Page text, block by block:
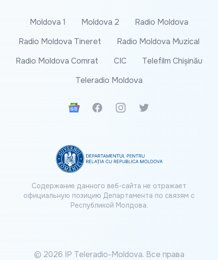
Moldova 1 Moldova 2
Radio Moldova
Radio Moldova Tineret
Radio Moldova Muzical
Radio Moldova Comrat
CIC
Telefilm Chișinău
Teleradio Moldova
Google News
FacebookInstagramTwitter
Содержание данного веб-сайта не отражает
официальную позицию Департамента по связям с
Республикой Молдова.
© 2026 IP Teleradio-Moldova. Все права